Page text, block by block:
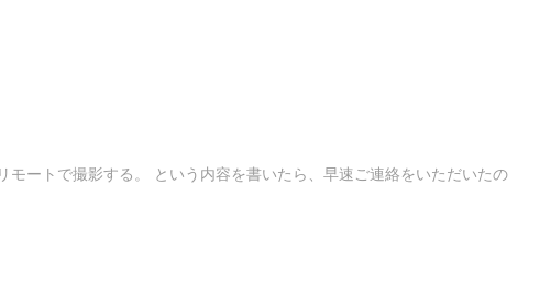
モートで撮影する。 という内容を書いたら、早速ご連絡をいただいたの